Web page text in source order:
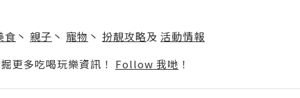
食 丶 親子 丶 寵物 丶 扮靚攻略及 活動情報
更多吃喝玩樂資訊！ Follow 我哋 ！